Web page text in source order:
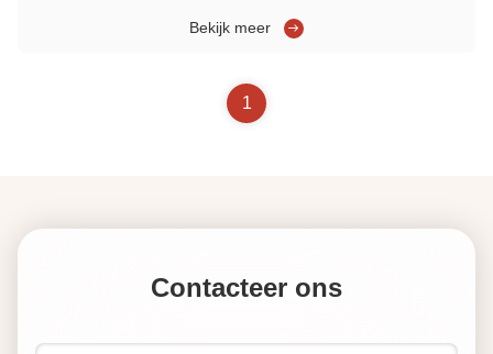
catheter, observatie in real time van het proces die van
aderpunctuur, de ...
Bekijk meer
1
Contacteer ons